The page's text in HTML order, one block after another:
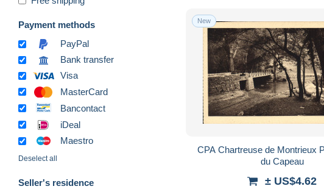
Payment methods
PayPal
Bank transfer
Visa
MasterCard
Bancontact
iDeal
Maestro
Deselect all
Seller's residence
New
CPA Chartreuse de Montrieux
du Capeau
± US$4.62